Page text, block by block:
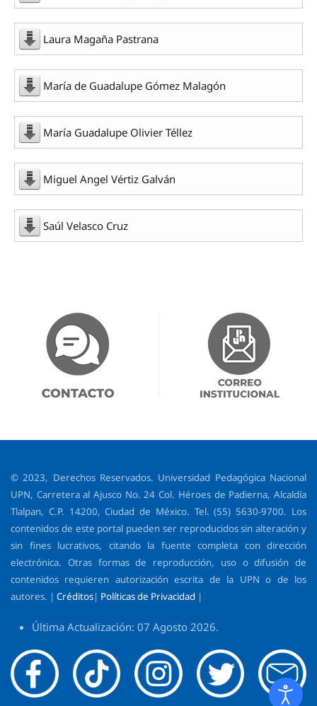
Laura Magaña Pastrana
María de Guadalupe Gómez Malagón
María Guadalupe Olivier Téllez
Miguel Angel Vértiz Galván
Saúl Velasco Cruz
© 2023, Derechos Reservados. Universidad Pedagógica Nacional
UPN, Carretera al Ajusco No. 24 Col. Héroes de Padierna, Alcaldía
Tlalpan, C.P. 14200, Ciudad de México. Tel. (55) 5630-9700. Los
contenidos de este portal pueden ser reproducidos sin alteración y
sin fines lucrativos, citando la fuente completa con dirección
electrónica. Otras formas de reproducción, uso o difusión de
contenidos requieren autorización escrita de la UPN o de los
autores. | Créditos| Políticas de Privacidad |
Última Actualización: 07 Agosto 2026.